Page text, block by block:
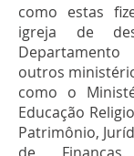
como estas
igreja de
outros
como o
Educação
Patrimônio,